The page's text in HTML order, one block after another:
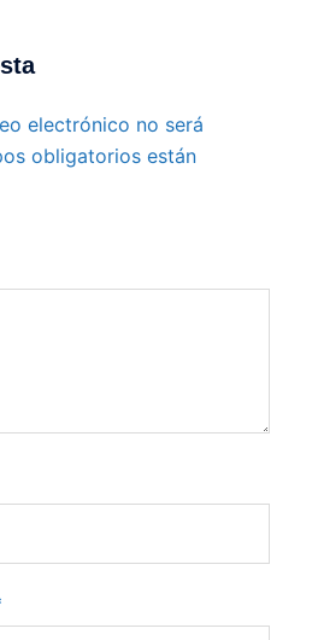
electrónico no será
obligatorios están